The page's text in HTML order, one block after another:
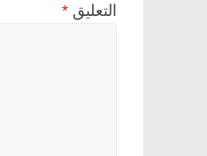
التعليق *